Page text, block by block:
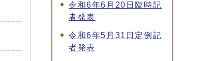
令和6年6月20日臨時記
者発表
令和6年5月31日定例記
者発表